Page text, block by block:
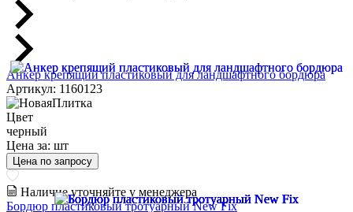
Анкер крепящий пластиковый для ландшафтного бордюра
Артикул: 1160123
Цвет
черный
Цена за: шт
Цена по запросу
Наличие уточняйте у менеджера
Бордюр пластиковый тротуарный New Fix